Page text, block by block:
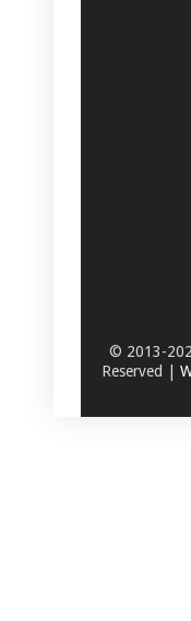
© 2013-
Reserved |